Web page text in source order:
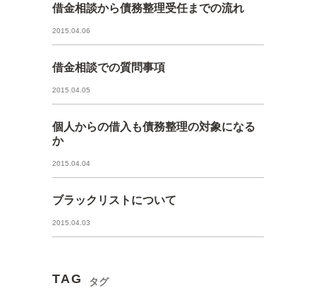
借金相談から債務整理受任までの流れ
2015.04.06
借金相談での質問事項
2015.04.05
個人からの借入も債務整理の対象になる
か
2015.04.04
ブラックリストについて
2015.04.03
TAG タグ